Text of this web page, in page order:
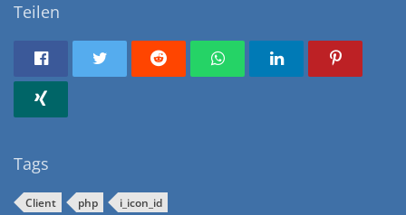
Teilen
Tags
Client php i_icon_id